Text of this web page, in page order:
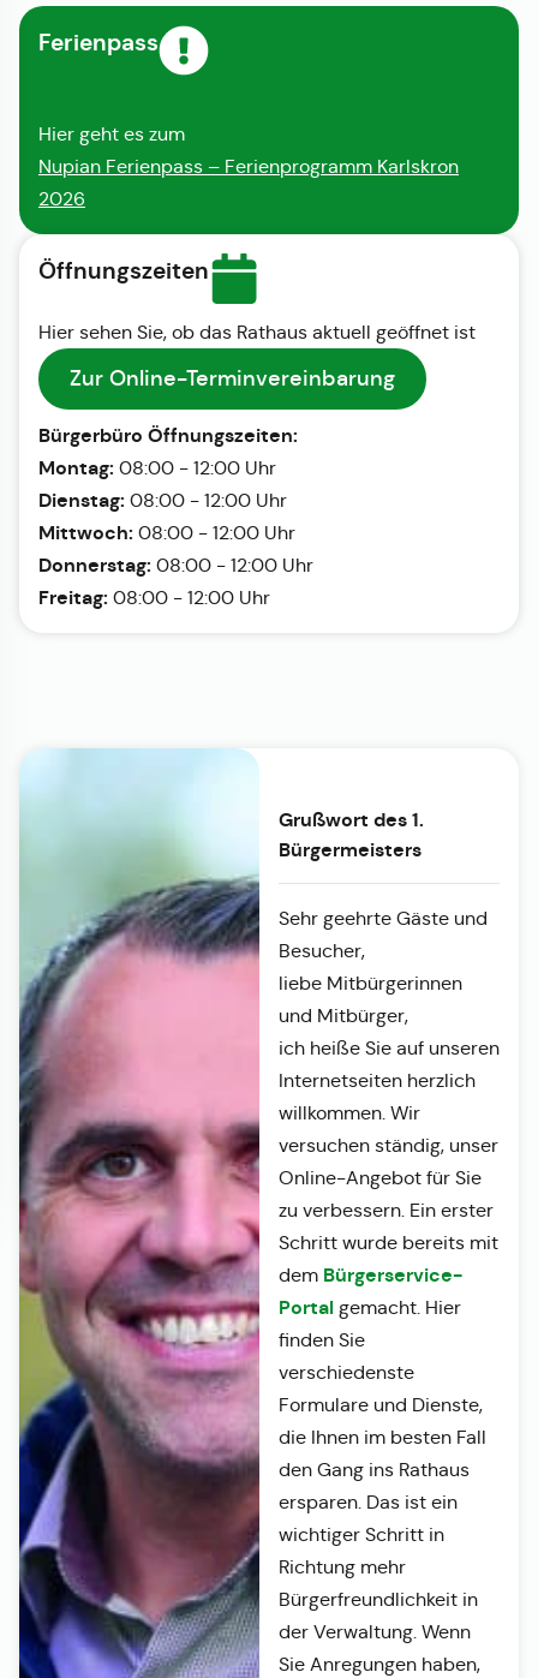
Ferienpass
Hier geht es zum
Nupian Ferienpass – Ferienprogramm Karlskron
2026
Öffnungszeiten
Hier sehen Sie, ob das Rathaus aktuell geöffnet ist
Zur Online-Terminvereinbarung
Bürgerbüro Öffnungszeiten:
Montag: 08:00 - 12:00 Uhr
Dienstag: 08:00 - 12:00 Uhr
Mittwoch: 08:00 - 12:00 Uhr
Donnerstag: 08:00 - 12:00 Uhr
Freitag: 08:00 - 12:00 Uhr
Grußwort des 1.
Bürgermeisters
Sehr geehrte Gäste und
Besucher,
liebe Mitbürgerinnen
und Mitbürger,
ich heiße Sie auf unseren
Internetseiten herzlich
willkommen. Wir
versuchen ständig, unser
Online-Angebot für Sie
zu verbessern. Ein erster
Schritt wurde bereits mit
dem Bürgerservice-
Portalgemacht. Hier
finden Sie
verschiedenste
Formulare und Dienste,
die Ihnen im besten Fall
den Gang ins Rathaus
ersparen. Das ist ein
wichtiger Schritt in
Richtung mehr
Bürgerfreundlichkeit in
der Verwaltung. Wenn
Sie Anregungen haben,